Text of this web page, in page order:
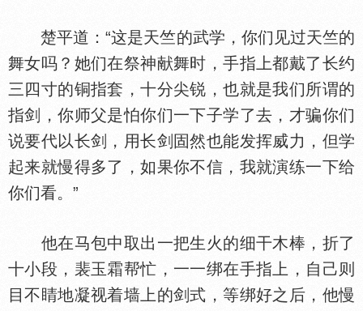
楚平道：“这是天竺的武学，你们见过天竺的
舞女吗？她们在祭神献舞时，手指上都戴了长约
三四寸的铜指套，十分尖锐，也就是我们所谓的
指剑，你师父是怕你们一下子学了去，才骗你们
说要代以长剑，用长剑固然也能发挥威力，但学
起来就慢得多了，如果你不信，我就演练一下给
你们看。”
他在马包中取出一把生火的细干木棒，折了
十小段，裴玉霜帮忙，一一绑在手指上，自己则
目不睛地凝视着墙上的剑式，等绑好之后，他慢